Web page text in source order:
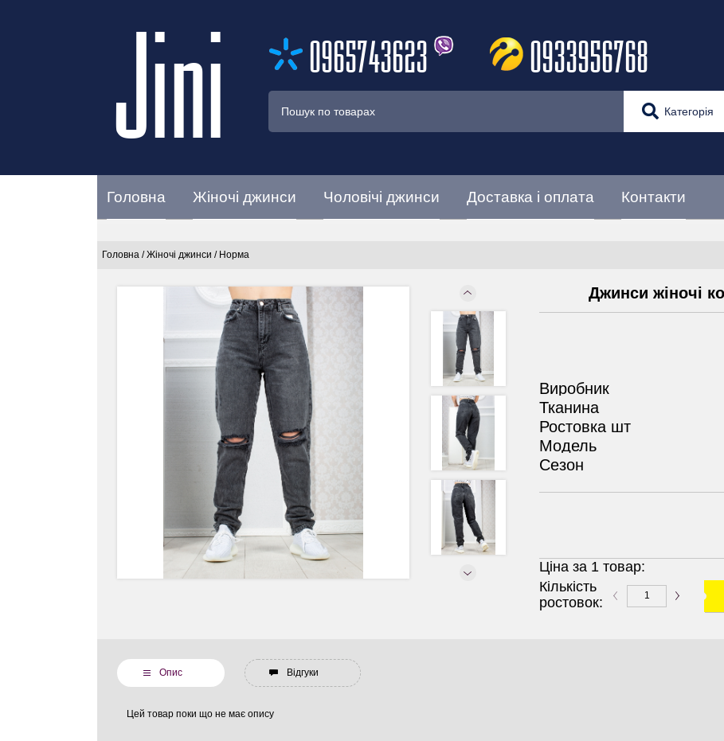
Jini 0965743623 0933956768
Категорія
Головна Жіночі джинси Чоловічі джинси Доставка і оплата Контакти
Головна / Жіночі джинси / Норма
Джинси жіночі
Виробник
Тканина
Ростовка шт
Модель
Сезон
Кількість
ростовок:
Ціна за 1 товар:
Опис Відгуки
Цей товар поки що не має опису